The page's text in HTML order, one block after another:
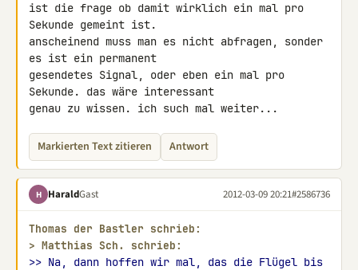
ist die frage ob damit wirklich ein mal pro
Sekunde gemeint ist.
anscheinend muss man es nicht abfragen, sonder
es ist ein permanent
gesendetes Signal, oder eben ein mal pro
Sekunde. das wäre interessant
genau zu wissen. ich such mal weiter...
Markierten Text zitieren Antwort
H HaraldGast 2012-03-09 20:21#2586736
Thomas der Bastler schrieb:
> Matthias Sch. schrieb:
>> Na, dann hoffen wir mal, das die Flügel bis